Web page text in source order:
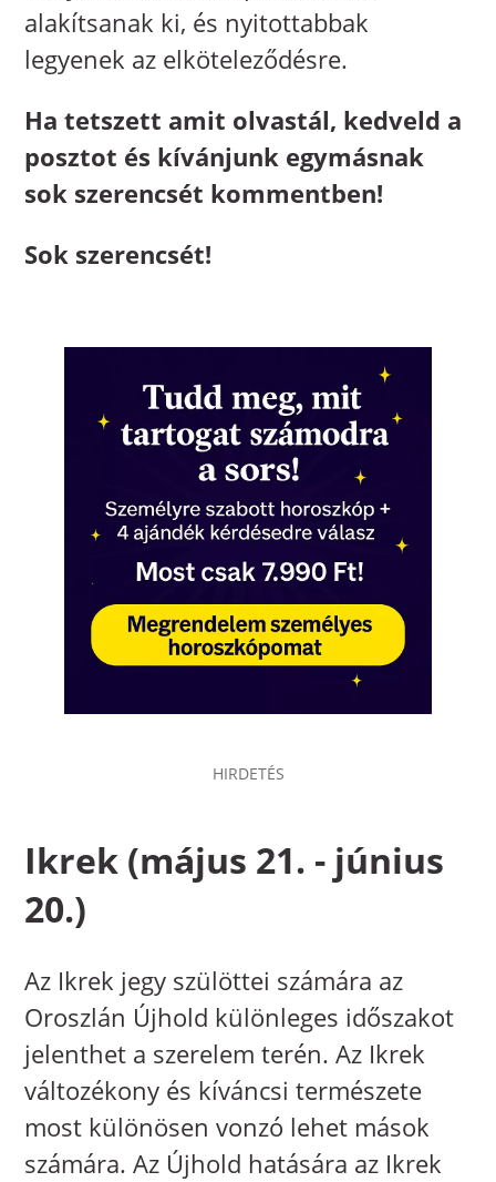
alakítsanak ki, és nyitottabbak
legyenek az elköteleződésre.
Ha tetszett amit olvastál, kedveld a
posztot és kívánjunk egymásnak
sok szerencsét kommentben!
Sok szerencsét!
Ikrek (május 21. - június
20.)
Az Ikrek jegy szülöttei számára az
Oroszlán Újhold különleges időszakot
jelenthet a szerelem terén. Az Ikrek
változékony és kíváncsi természete
most különösen vonzó lehet mások
számára. Az Újhold hatására az Ikrek